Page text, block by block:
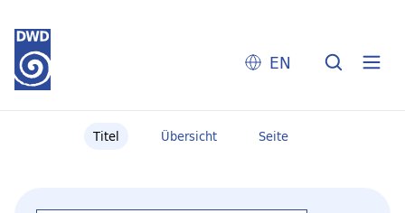
EN
Titel Übersicht Seite